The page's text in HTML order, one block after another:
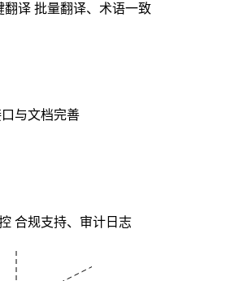
翻译 批量翻译、术语一致
与文档完善
合规支持、审计日志